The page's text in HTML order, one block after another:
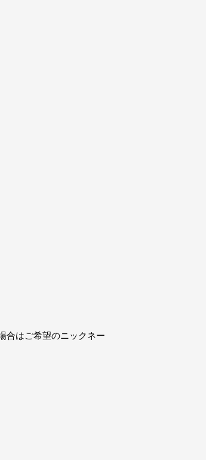
合はご希望のニックネー